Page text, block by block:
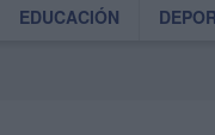
EDUCACIÓN